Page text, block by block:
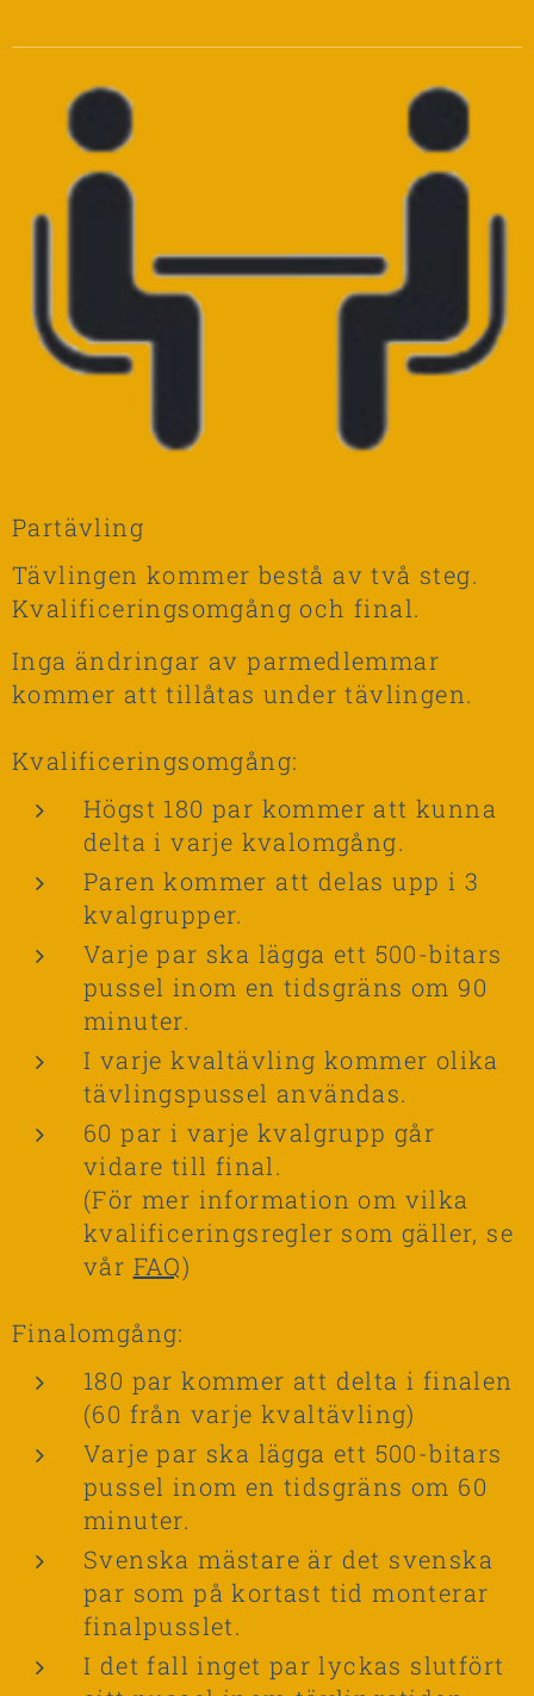
Partävling
Tävlingen kommer bestå av två steg.
Kvalificeringsomgång och final.
Inga ändringar av parmedlemmar
kommer att tillåtas under tävlingen.
Kvalificeringsomgång:
Högst 180 par kommer att kunna
delta i varje kvalomgång.
Paren kommer att delas upp i 3
kvalgrupper.
Varje par ska lägga ett 500-bitars
pussel inom en tidsgräns om 90
minuter.
I varje kvaltävling kommer olika
tävlingspussel användas.
60 par i varje kvalgrupp går
vidare till final.
(För mer information om vilka
kvalificeringsregler som gäller, se
vår FAQ)
Finalomgång:
180 par kommer att delta i finalen
(60 från varje kvaltävling)
Varje par ska lägga ett 500-bitars
pussel inom en tidsgräns om 60
minuter.
Svenska mästare är det svenska
par som på kortast tid monterar
finalpusslet.
I det fall inget par lyckas slutfört